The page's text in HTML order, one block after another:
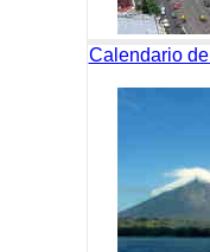
Calendario